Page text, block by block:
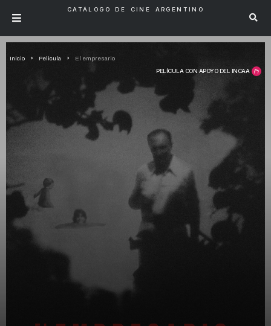
CATÁLOGO DE CINE ARGENTINO
PELÍCULA CON APOYO DEL INCAA
Inicio Pelicula El empresario